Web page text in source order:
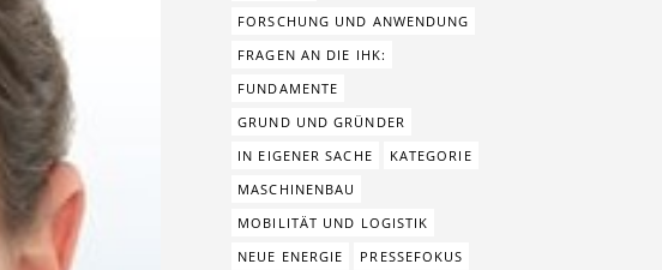
FORSCHUNG UND ANWENDUNG
FRAGEN AN DIE IHK:
FUNDAMENTE
GRUND UND GRÜNDER
IN EIGENER SACHE
KATEGORIE
MASCHINENBAU
MOBILITÄT UND LOGISTIK
NEUE ENERGIE
PRESSEFOKUS